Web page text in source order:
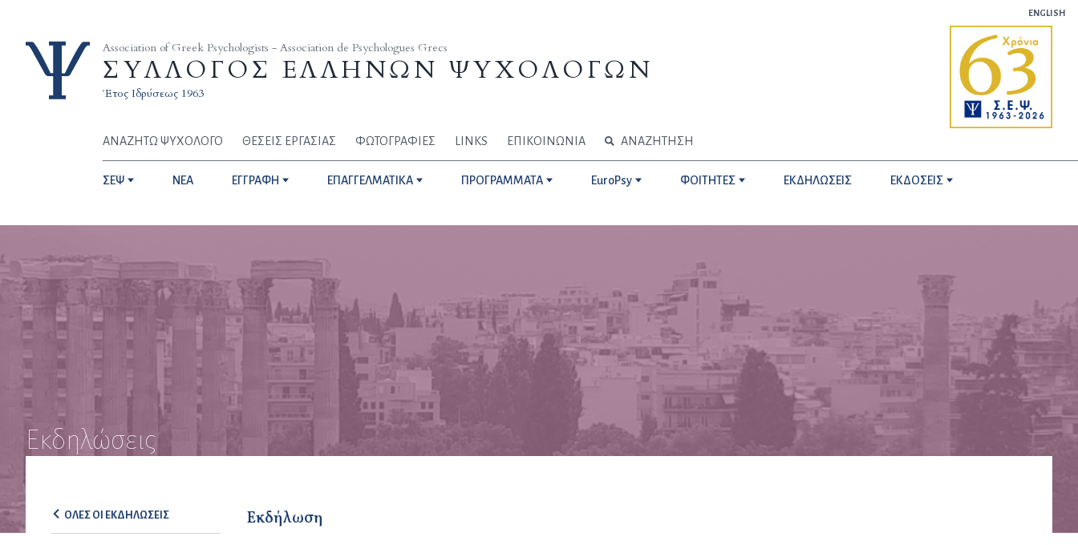
ENGLISH
Association of Greek Psychologists - Association de Psychologues Grecs
ΣΥΛΛΟΓΟΣ ΕΛΛΗΝΩΝ ΨΥΧΟΛΟΓΩΝ
Έτος Ιδρύσεως 1963
ΑΝΑΖΗΤΩ ΨΥΧΟΛΟΓΟ ΘΕΣΕΙΣ ΕΡΓΑΣΙΑΣ ΦΩΤΟΓΡΑΦΙΕΣ LINKS ΕΠΙΚΟΙΝΩΝΙΑ ΑΝΑΖΗΤΗΣΗ
ΣΕΨ NEA ΕΓΓΡΑΦΗ ΕΠΑΓΓΕΛΜΑΤΙΚΑ ΠΡΟΓΡΑΜΜΑΤΑ EuroPsy ΦΟΙΤΗΤΕΣ ΕΚΔΗΛΩΣΕΙΣ ΕΚΔΟΣΕΙΣ
Εκδηλώσεις
ΟΛΕΣ ΟΙ ΕΚΔΗΛΩΣΕΙΣ Εκδήλωση